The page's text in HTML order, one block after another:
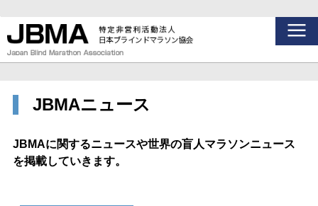
JBMAニュース
JBMAに関するニュースや世界の盲人マラソンニュース
を掲載していきます。